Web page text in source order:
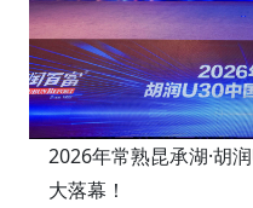
2026年常熟昆承湖·胡
大落幕！